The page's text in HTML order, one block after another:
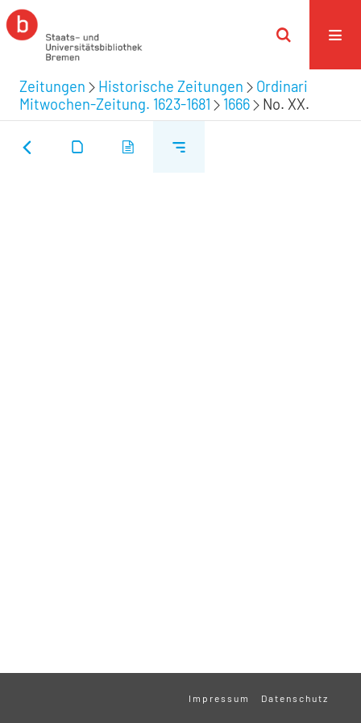
Zeitungen Historische Zeitungen
Ordinari
Mitwochen-Zeitung. 1623-1681
1666 No. XX.
Impressum Datenschutz